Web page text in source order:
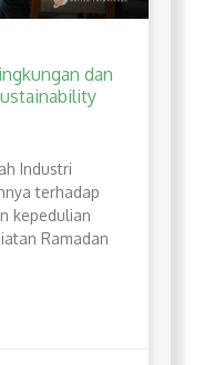
dan
Industri
terhadap
kepedulian
Ramadan